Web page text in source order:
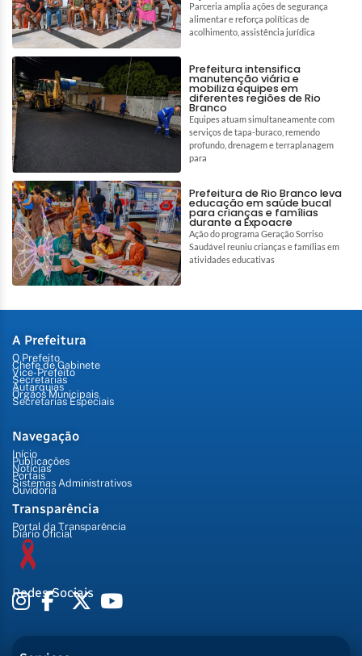
Parceria amplia ações de segurança
alimentar e reforça políticas de
acolhimento, assistência jurídica
Prefeitura intensifica
manutenção viária e
mobiliza equipes em
diferentes regiões de Rio
Branco
Equipes atuam simultaneamente com
serviços de tapa-buraco, remendo
profundo, drenagem e terraplanagem
para
Prefeitura de Rio Branco leva
educação em saúde bucal
para crianças e famílias
durante a Expoacre
Ação do programa Geração Sorriso
Saudável reuniu crianças e famílias em
atividades educativas
A Prefeitura
O Prefeito
Chefe de Gabinete
Vice-Prefeito
Secretarias
Autarquias
Órgãos Municipais
Secretarias Especiais
Navegação
Início
Publicações
Notícias
Portais
Sistemas Administrativos
Ouvidoria
Transparência
Portal da Transparência
Diário Oficial
Redes Sociais